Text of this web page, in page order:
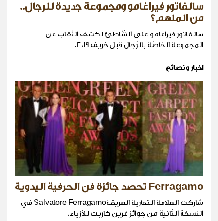
سالفاتور فيراغامو ومجموعة جديدة للرجال..
من الملهم؟
سالفاتور فيراغامو على الشّاطئ لكشف النّقاب عن
المجموعة الخاصّة بالرّجال قبل خريف 2019.
اخبار ونصائح
Ferragamo تحصد جائزة فن الحرفية اليدوية
شاركت العلامة التجارية العريقةSalvatore Ferragamo في
النسخة الثانية من جوائز غرين كاربت للأزياء.